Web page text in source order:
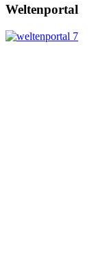
Weltenportal